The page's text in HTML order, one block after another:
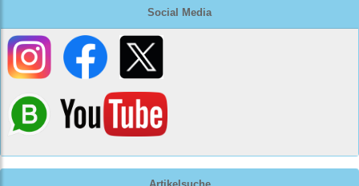
Social Media